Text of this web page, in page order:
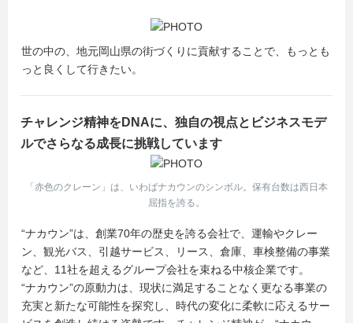
世の中の、地元岡山県の街づくりに貢献することで、もっとも
っと良くして行きたい。
チャレンジ精神をDNAに、独自の視点とビジネスモデ
ルでさらなる成長に挑戦しています
「赤色のクレーン」は、いわばナカウンのシンボル。保有台数は西日本
屈指を誇る。
“ナカウン”は、創業70年の歴史を誇る会社で、運輸やクレー
ン、観光バス、引越サービス、リース、倉庫、車検整備の事業
など、11社を超えるグループ会社を束ねる中核企業です。
“ナカウン”の原動力は、現状に満足することなく更なる事業の
充実と新たな可能性を探究し、時代の変化に柔軟に応えるサー